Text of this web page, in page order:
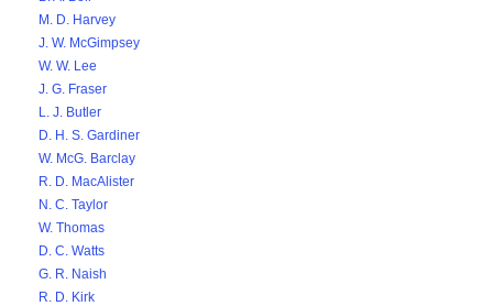
M. D. Harvey
J. W. McGimpsey
W. W. Lee
J. G. Fraser
L. J. Butler
D. H. S. Gardiner
W. McG. Barclay
R. D. MacAlister
N. C. Taylor
W. Thomas
D. C. Watts
G. R. Naish
R. D. Kirk